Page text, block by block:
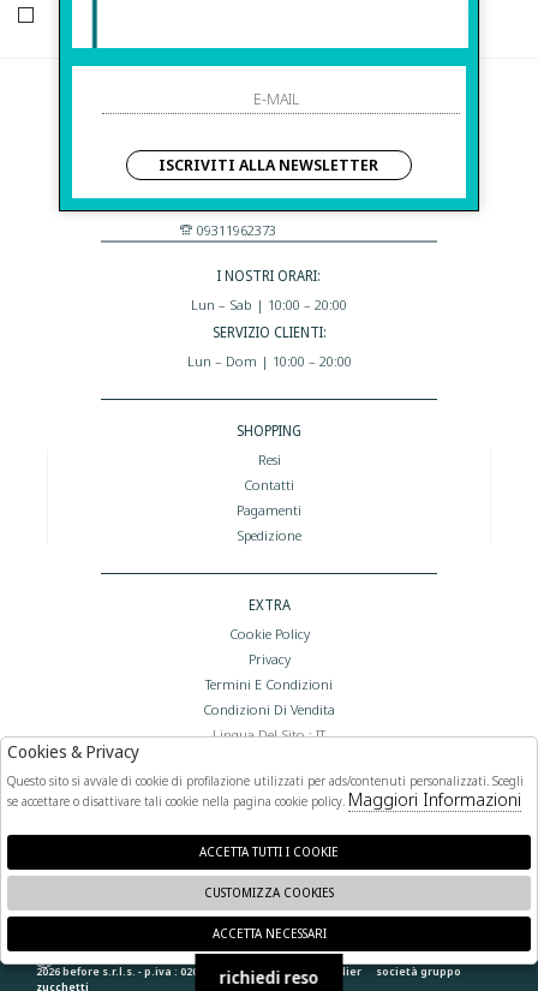
Before S.r.l.s.
Via Della Maestranza , 23
96100 Siracusa - Italia
Eshop@apiedinudinelparcoboutique.com
09311962373
I NOSTRI ORARI:
Lun – Sab | 10:00 – 20:00
SERVIZIO CLIENTI:
Lun – Dom | 10:00 – 20:00
SHOPPING
Resi
Contatti
Pagamenti
Spedizione
EXTRA
Cookie Policy
Privacy
Termini E Condizioni
Condizioni Di Vendita
Lingua Del Sito : IT
FOLLOW US
2026 before s.r.l.s. - p.iva : 02066400892 powered by atelier società gruppo
zucchetti
🍪
ISCRIVITI ALLA NEWSLETTER
richiedi reso
Cookies & Privacy
Questo sito si avvale di cookie di profilazione utilizzati per ads/contenuti personalizzati. Scegli
se accettare o disattivare tali cookie nella pagina cookie policy. Maggiori Informazioni
ACCETTA TUTTI I COOKIE
CUSTOMIZZA COOKIES
ACCETTA NECESSARI